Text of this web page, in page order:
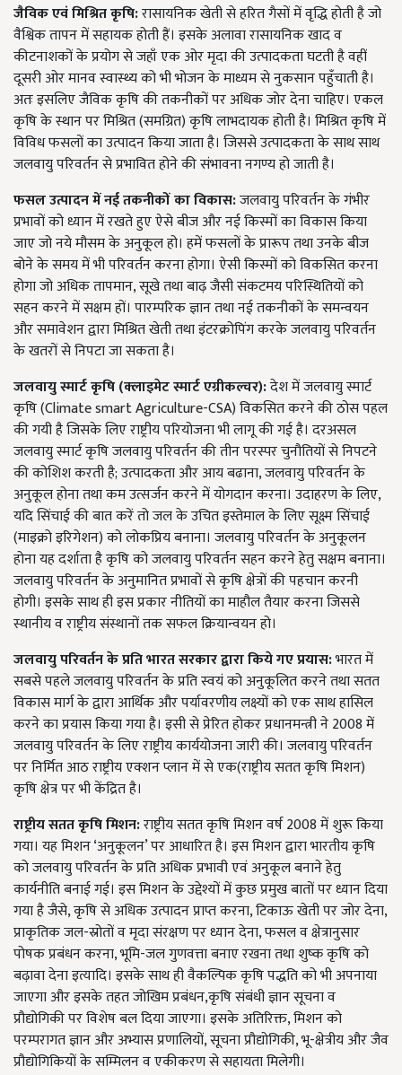
जैविकएवंमिश्रितकृषि:रासायनिक खेती से हरित गैसों में वृद्धि होती है जो
वैश्विक तापन में सहायक होती हैं। इसके अलावा रासायनिक खाद व
कीटनाशकों के प्रयोग से जहाँ एक ओर मृदा की उत्पादकता घटती है वहीं
दूसरी ओर मानव स्वास्थ्य को भी भोजन के माध्यम से नुकसान पहुँचाती है।
अतः इसलिए जैविक कृषि की तकनीकों पर अधिक जोर देना चाहिए। एकल
कृषि के स्थान पर मिश्रित (समग्रित) कृषि लाभदायक होती है। मिश्रित कृषि में
विविध फसलों का उत्पादन किया जाता है। जिससे उत्पादकता के साथ साथ
जलवायु परिवर्तन से प्रभावित होने की संभावना नगण्य हो जाती है।
फसलउत्पादनमेंनईतकनीकोंकाविकास:जलवायु परिवर्तन के गंभीर
प्रभावों को ध्यान में रखते हुए ऐसे बीज और नई किस्मों का विकास किया
जाए जो नये मौसम के अनुकूल हो। हमें फसलों के प्रारूप तथा उनके बीज
बोने के समय में भी परिवर्तन करना होगा। ऐसी किस्मों को विकसित करना
होगा जो अधिक तापमान, सूखे तथा बाढ़ जैसी संकटमय परिस्थितियों को
सहन करने में सक्षम हों। पारम्परिक ज्ञान तथा नई तकनीकों के समन्वयन
और समावेशन द्वारा मिश्रित खेती तथा इंटरक्रोपिंग करके जलवायु परिवर्तन
के खतरों से निपटा जा सकता है।
जलवायुस्मार्टकृषि (क्लाइमेटस्मार्टएग्रीकल्चर):देश में जलवायु स्मार्ट
कृषि (Climate smart Agriculture-CSA) विकसित करने की ठोस पहल
की गयी है जिसके लिए राष्ट्रीय परियोजना भी लागू की गई है। दरअसल
जलवायु स्मार्ट कृषि जलवायु परिवर्तन की तीन परस्पर चुनौतियों से निपटने
की कोशिश करती है; उत्पादकता और आय बढाना, जलवायु परिवर्तन के
अनुकूल होना तथा कम उत्सर्जन करने में योगदान करना। उदाहरण के लिए,
यदि सिंचाई की बात करें तो जल के उचित इस्तेमाल के लिए सूक्ष्म सिंचाई
(माइक्रो इरिगेशन) को लोकप्रिय बनाना। जलवायु परिवर्तन के अनुकूलन
होना यह दर्शाता है कृषि को जलवायु परिवर्तन सहन करने हेतु सक्षम बनाना।
जलवायु परिवर्तन के अनुमानित प्रभावों से कृषि क्षेत्रों की पहचान करनी
होगी। इसके साथ ही इस प्रकार नीतियों का माहौल तैयार करना जिससे
स्थानीय व राष्ट्रीय संस्थानों तक सफल क्रियान्वयन हो।
जलवायु परिवर्तन के प्रति भारतसरकारद्वाराकियेगएप्रयास:भारत में
सबसे पहले जलवायु परिवर्तन के प्रति स्वयं को अनुकूलित करने तथा सतत
विकास मार्ग के द्वारा आर्थिक और पर्यावरणीय लक्ष्यों को एक साथ हासिल
करने का प्रयास किया गया है। इसी से प्रेरित होकर प्रधानमन्त्री ने 2008 में
जलवायु परिवर्तन के लिए राष्ट्रीय कार्ययोजना जारी की। जलवायु परिवर्तन
पर निर्मित आठ राष्ट्रीय एक्शन प्लान में से एक(राष्ट्रीय सतत कृषि मिशन)
कृषि क्षेत्र पर भी केंद्रित है।
राष्ट्रीयसततकृषिमिशन:राष्ट्रीय सतत कृषि मिशन वर्ष 2008 में शुरू किया
गया। यह मिशन ‘अनुकूलन’पर आधारित है। इस मिशन द्वारा भारतीय कृषि
को जलवायु परिवर्तन के प्रति अधिक प्रभावी एवं अनुकूल बनाने हेतु
कार्यनीति बनाई गई। इस मिशन के उद्देश्यों में कुछ प्रमुख बातों पर ध्यान दिया
गया है जैसे, कृषि से अधिक उत्पादन प्राप्त करना, टिकाऊ खेती पर जोर देना,
प्राकृतिक जल-स्रोतों व मृदा संरक्षण पर ध्यान देना, फसल व क्षेत्रानुसार
पोषक प्रबंधन करना, भूमि-जल गुणवत्ता बनाए रखना तथा शुष्क कृषि को
बढ़ावा देना इत्यादि। इसके साथ ही वैकल्पिक कृषि पद्धति को भी अपनाया
जाएगा और इसके तहत जोखिम प्रबंधन,कृषि संबंधी ज्ञान सूचना व
प्रौद्योगिकी पर विशेष बल दिया जाएगा। इसके अतिरिक्त, मिशन को
परम्परागत ज्ञान और अभ्यास प्रणालियों, सूचना प्रौद्योगिकी, भू-क्षेत्रीय और जैव
प्रौद्योगिकियों के सम्मिलन व एकीकरण से सहायता मिलेगी।